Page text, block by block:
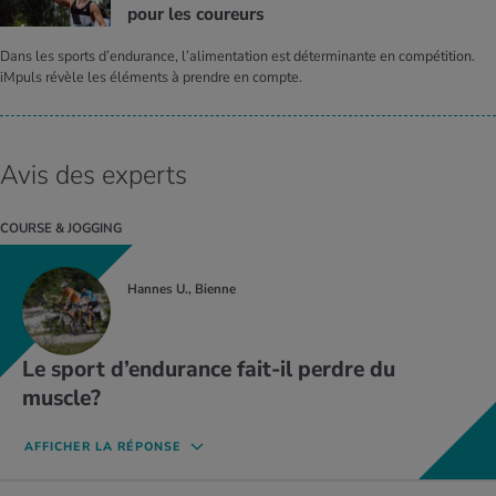
pour les cou­reurs
Dans les sports d’endurance, l’alimentation est déterminante en compétition.
iMpuls révèle les éléments à prendre en compte.
Avis des experts
COURSE & JOGGING
Hannes U., Bienne
Le sport d’endurance fait-il perdre du
muscle?
AFFICHER LA RÉPONSE